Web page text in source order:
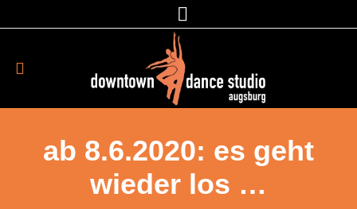
ab 8.6.2020: es geht
wieder los …